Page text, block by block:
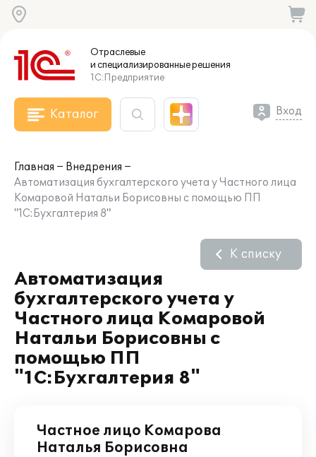
Отраслевые
и специализированныерешения
1С:Предприятие
Каталог Вход
Главная
Внедрения
Автоматизация бухгалтерского учета у Частного лица
Комаровой Натальи Борисовны с помощью ПП
"1С:Бухгалтерия 8"
Автоматизация
бухгалтерского учета у
Частного лица Комаровой
Натальи Борисовны с
помощью ПП
"1С:Бухгалтерия 8"
К списку
Частное лицо Комарова
Наталья Борисовна